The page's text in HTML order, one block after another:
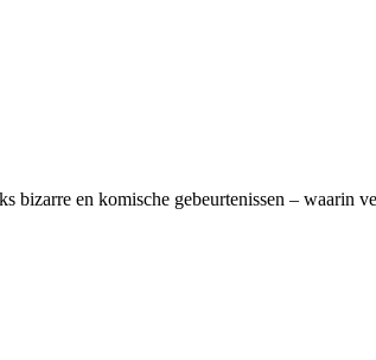
bizarre en komische gebeurtenissen – waarin